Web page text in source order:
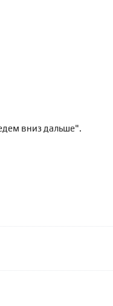
вниз дальше".